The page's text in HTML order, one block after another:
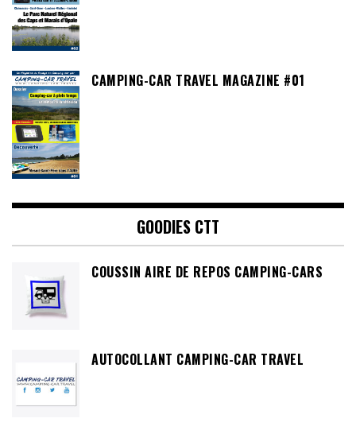
CAMPING-CAR TRAVEL MAGAZINE #01
GOODIES CTT
COUSSIN AIRE DE REPOS CAMPING-CARS
AUTOCOLLANT CAMPING-CAR TRAVEL